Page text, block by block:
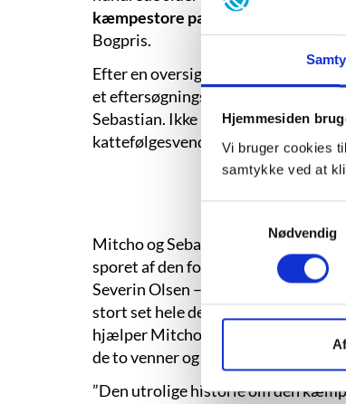
Hjemmesiden
Vi bruger cookies
samtykke ved at
Nødvendig
kæmpestore pære”fra 2012.
Bogpris.
Efter en oversigt over de farverige
et eftersøgningseventyr med den
Sebastian. Ikke ulig en grå version
kattefølgesvend fra den ordløse
Mitcho og Sebastian finder en
sporet af den forsvundne og
Severin Olsen – i folkemunde JB.
stort set hele den lille by sammen
hjælper Mitcho og Sebastian med
de to venner og deres hjælper
”Den utrolige historie om den